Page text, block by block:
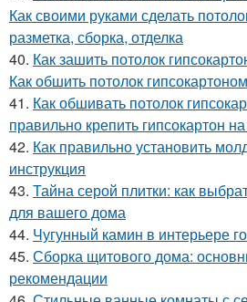
Как своими руками сделать
разметка, сборка, отделка
40. Как зашить потолок
Как обшить потолок
41. Как обшивать потолок
правильно крепить гипсокартон
42. Как правильно установить
инструкция
43. Тайна серой плитки: как
для вашего дома
44. Чугунный камин в интерьере
45. Сборка щитового дома:
рекомендации